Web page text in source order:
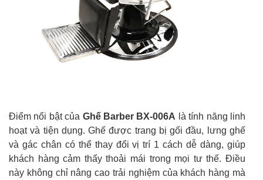
Điểm nổi bật của Ghế Barber BX-006A là tính năng linh
hoạt và tiện dụng. Ghế được trang bị gối đầu, lưng ghế
và gác chân có thể thay đổi vị trí 1 cách dễ dàng, giúp
khách hàng cảm thấy thoải mái trong mọi tư thế. Điều
này không chỉ nâng cao trải nghiệm của khách hàng mà